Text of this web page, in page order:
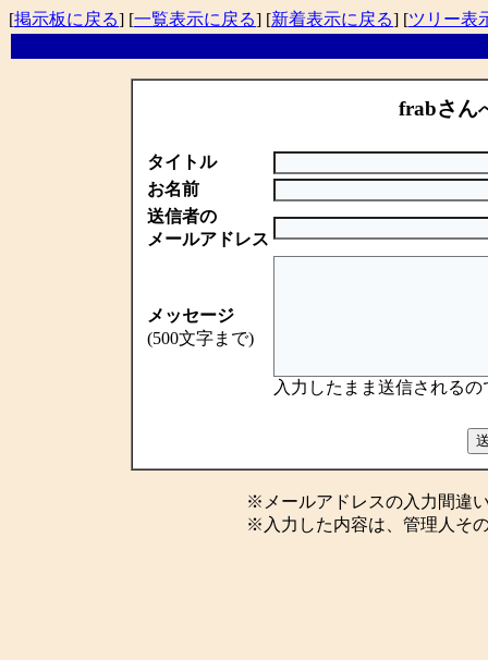
[掲示板に戻る] [一覧表示に戻る] [新着表示に戻る] [ツリー表
frabさん
タイトル
お名前
送信者の
メールアドレス
メッセージ
(500文字まで)
入力したまま送信される
※メールアドレスの入力間違
※入力した内容は、管理人そ